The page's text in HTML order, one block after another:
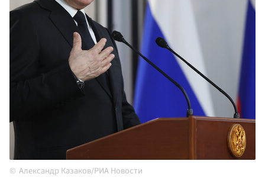
Александр Казаков/РИА Новости